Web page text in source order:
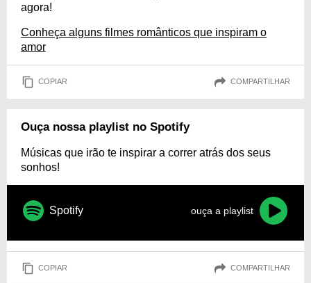
agora!
Conheça alguns filmes românticos que inspiram o
amor
COPIAR COMPARTILHAR
Ouça nossa playlist no Spotify
Músicas que irão te inspirar a correr atrás dos seus
sonhos!
Spotify ouça a playlist
COPIAR COMPARTILHAR